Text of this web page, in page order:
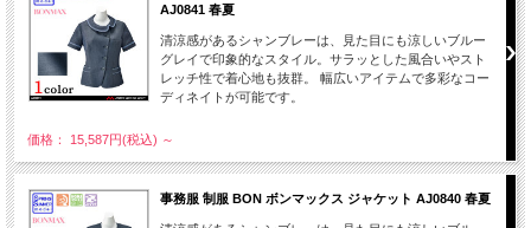
AJ0841 春夏
清涼感があるシャンブレーは、見た目にも涼しいブルー
グレイで印象的なスタイル。サラッとした風合いやスト
レッチ性で着心地も抜群。 幅広いアイテムで多彩なコー
ディネイトが可能です。
価格： 15,587円(税込) ～
事務服 制服 BON ボンマックス ジャケット AJ0840 春夏